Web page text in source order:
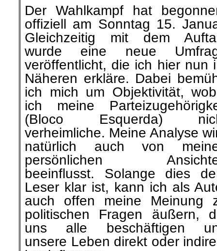
Der Wahlkampf hat
offiziell am Sonntag 15.
Gleichzeitig mit dem
wurde eine neue
veröffentlicht, die ich hier nun
Näheren erkläre. Dabei
ich mich um Objektivität,
ich meine
(Bloco Esquerda)
verheimliche. Meine Analyse
natürlich auch von
persönlichen
beeinflusst. Solange dies
Leser klar ist, kann ich als
auch offen meine Meinung
politischen Fragen äußern,
uns alle beschäftigen
unsere Leben direkt oder